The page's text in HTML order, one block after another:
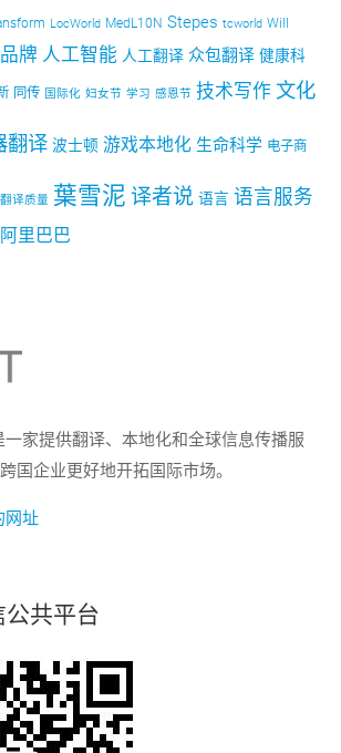
LocWorld MedL10N Stepes tcworld Will
牌 人工智能 人工翻译 众包翻译 健康科
同传 国际化 妇女节 学习 感恩节 技术写作 文化
翻译 波士顿 游戏本地化 生命科学 电子商
翻译质量 葉雪泥 译者说 语言 语言服务
阿里巴巴
一家提供翻译、本地化和全球信息传播服
国企业更好地开拓国际市场。
网址
共平台